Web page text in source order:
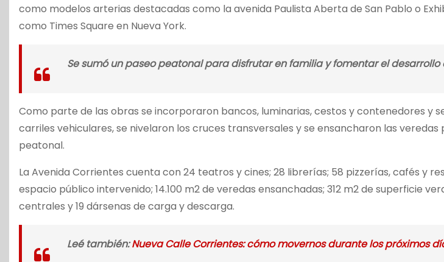
como modelos arterias destacadas como la avenida Paulista Aberta de San Pablo o
como Times Square en Nueva York.
Se sumó un paseo peatonal para disfrutar en familia y fomentar el desarrollo
Como parte de las obras se incorporaron bancos, luminarias, cestos y contenedores y
carriles vehiculares, se nivelaron los cruces transversales y se ensancharon las
peatonal.
La Avenida Corrientes cuenta con 24 teatros y cines; 28 librerías; 58 pizzerías, cafés y
espacio público intervenido; 14.100 m2 de veredas ensanchadas; 312 m2 de superficie
centrales y 19 dársenas de carga y descarga.
Leé también:Nueva Calle Corrientes: cómo movernos durante los próximos